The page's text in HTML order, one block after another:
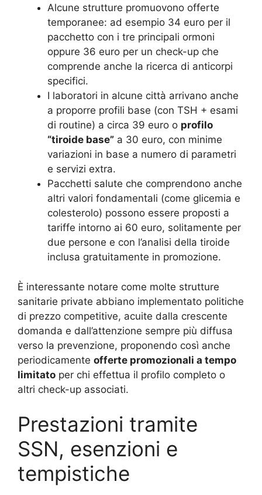
Alcune strutture promuovono offerte
temporanee: ad esempio 34 euro per il
pacchetto con i tre principali ormoni
oppure 36 euro per un check-up che
comprende anche la ricerca di anticorpi
specifici.
I laboratori in alcune città arrivano anche
a proporre profili base (con TSH + esami
di routine) a circa 39 euro o profilo
“tiroide base” a 30 euro, con minime
variazioni in base a numero di parametri
e servizi extra.
Pacchetti salute che comprendono anche
altri valori fondamentali (come glicemia e
colesterolo) possono essere proposti a
tariffe intorno ai 60 euro, solitamente per
due persone e con l’analisi della tiroide
inclusa gratuitamente in promozione.
È interessante notare come molte strutture
sanitarie private abbiano implementato politiche
di prezzo competitive, acuite dalla crescente
domanda e dall’attenzione sempre più diffusa
verso la prevenzione, proponendo così anche
periodicamente offerte promozionali a tempo
limitato per chi effettua il profilo completo o
altri check-up associati.
Prestazioni tramite
SSN, esenzioni e
tempistiche